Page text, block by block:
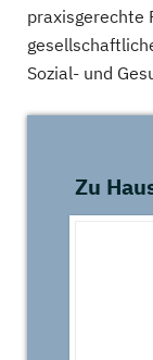
praxisgerechte
Sozial- und
Zu